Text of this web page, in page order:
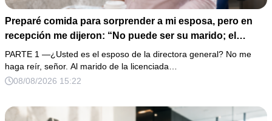
Preparé comida para sorprender a mi esposa, pero en
recepción me dijeron: “No puede ser su marido; el
verdadero viene cada tarde y se marcha con ella”. En
vez de enfrentarla, dejé el recipiente, sonreí y llamé a una
abogada. Cuando aparecieron los estados de cuenta,
comprendí que también planeaban borrarme de su
PARTE 1 —¿Usted es el esposo de la directora general? No me
haga reír, señor. Al marido de la licenciada…
08/08/2026 15:22